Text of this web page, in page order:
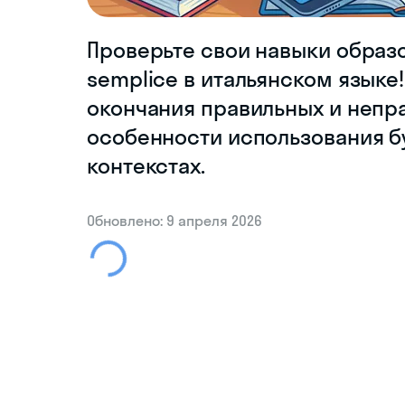
Проверьте свои навыки
semplice в итальянском
окончания правильных и
особенности использования
контекстах.
Обновлено: 9 апреля 2026